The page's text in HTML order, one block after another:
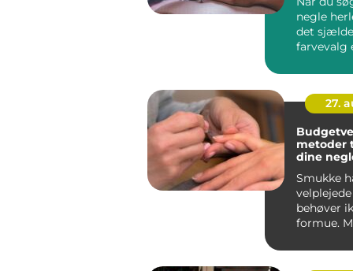
negle
det
farvevalg
27.
metoder
dine
Smukke
behøver
formue.